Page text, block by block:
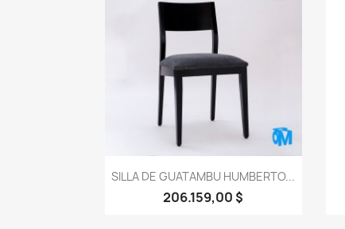
Vista rápida
SILLA DE GUATAMBU HUMBERTO...
206.159,00 $